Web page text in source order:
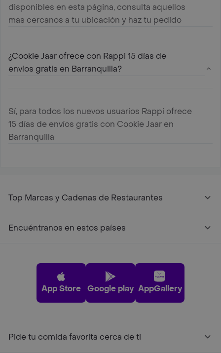
disponibles en esta página, consulta aquellos
mas cercanos a tu ubicación y haz tu pedido
¿Cookie Jaar ofrece con Rappi 15 días de
envíos gratis en Barranquilla?
Sí, para todos los nuevos usuarios Rappi ofrece
15 días de envíos gratis con Cookie Jaar en
Barranquilla
Top Marcas y Cadenas de Restaurantes
Encuéntranos en estos países
App Store Google play AppGallery
Pide tu comida favorita cerca de ti